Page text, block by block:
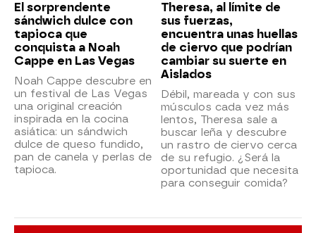
El sorprendente
sándwich dulce con
tapioca que
conquista a Noah
Cappe en Las Vegas
Noah Cappe descubre en
un festival de Las Vegas
una original creación
inspirada en la cocina
asiática: un sándwich
dulce de queso fundido,
pan de canela y perlas de
tapioca.
Theresa, al límite de
sus fuerzas,
encuentra unas huellas
de ciervo que podrían
cambiar su suerte en
Aislados
Débil, mareada y con sus
músculos cada vez más
lentos, Theresa sale a
buscar leña y descubre
un rastro de ciervo cerca
de su refugio. ¿Será la
oportunidad que necesita
para conseguir comida?